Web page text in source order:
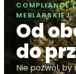
COMPLIANCE
MEBLARSKIEJ
Od
do
Nie pozwól, by